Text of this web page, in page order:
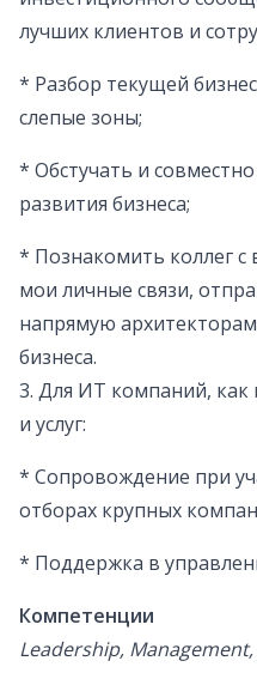
лучших клиентов и
* Разбор текущей
слепые зоны;
* Обстучать и
развития бизнеса;
* Познакомить коллег
мои личные связи,
напрямую
бизнеса.
3. Для ИТ компаний,
и услуг:
* Сопровождение при
отборах крупных
* Поддержка в
Компетенции
Leadership,